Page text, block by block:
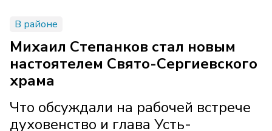
В районе
Михаил Степанков стал новым
настоятелем Свято-Сергиевского
храма
Что обсуждали на рабочей встрече
духовенство и глава Усть-